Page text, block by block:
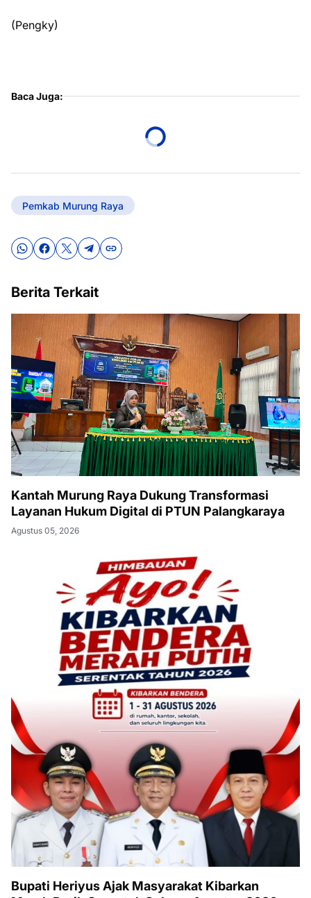
(Pengky)
Baca Juga:
Pemkab Murung Raya
Berita Terkait
Kantah Murung Raya Dukung Transformasi
Layanan Hukum Digital di PTUN Palangkaraya
Agustus 05, 2026
Bupati Heriyus Ajak Masyarakat Kibarkan